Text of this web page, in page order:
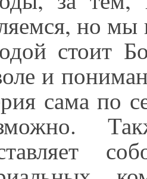
но мы
стоит
и
сама по